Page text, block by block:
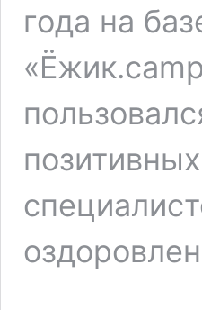
года на